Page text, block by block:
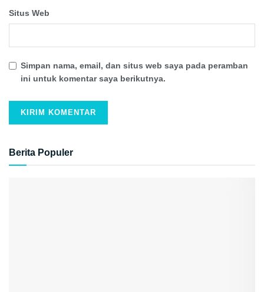
Situs Web
Simpan nama, email, dan situs web saya pada peramban
ini untuk komentar saya berikutnya.
Berita Populer